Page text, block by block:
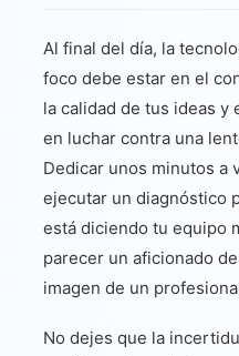
Al final del día, la
foco debe estar en el
la calidad de tus ideas y
en luchar contra una
Dedicar unos minutos a
ejecutar un diagnóstico
está diciendo tu equipo
parecer un aficionado
imagen de un
No dejes que la